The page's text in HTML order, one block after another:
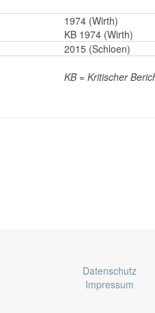
1974 (Wirth)
KB 1974 (Wirth)
2015 (Schloen)
KB = Kritischer
Datenschutz
Impressum